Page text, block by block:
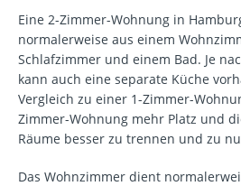
Eine 2-Zimmer-Wohnung in
normalerweise aus einem
Schlafzimmer und einem Bad. Je
kann auch eine separate Küche
Vergleich zu einer 1-Zimmer-
Zimmer-Wohnung mehr Platz und
Räume besser zu trennen und zu
Das Wohnzimmer dient